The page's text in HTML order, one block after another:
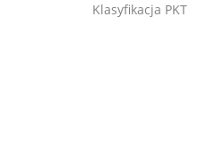
Klasyfikacja PKT